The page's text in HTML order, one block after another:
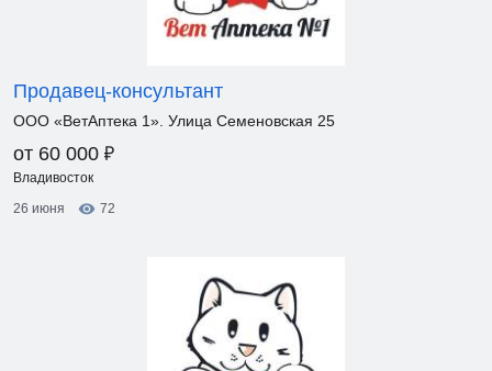
Продавец-консультант
ООО «ВетАптека 1». Улица Семеновская 25
от 60 000 ₽
Владивосток
26 июня
72